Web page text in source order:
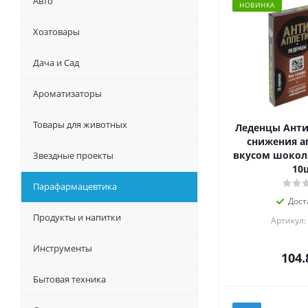
НОВИНКА
Леденцы
снижения
вкусом
Хозтовары
Дача и Сад
Ароматизаторы
Товары для животных
Звездные проекты
Парафармацевтика
Продукты и напитки
Инструменты
Бытовая техника